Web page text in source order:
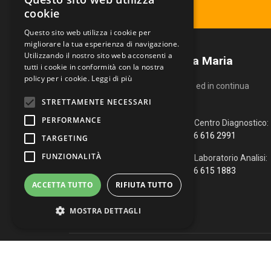
Centro Diagnostico Villa Maria
Un servizio altamente qualificato ed in continua
evoluzione.
Via Fiume, 4
51100 Pistoia (PT)
0573 976088
info@vmcd.it
Centro Diagnostico:
366 616 2991
Laboratorio Analisi:
366 615 1883
cookie
Questo sito web utilizza i cookie per
migliorare la tua esperienza di navigazione.
Utilizzando il nostro sito web acconsenti a
tutti i cookie in conformità con la nostra
policy per i cookie. Leggi di più
STRETTAMENTE NECESSARI
PERFORMANCE
TARGETING
FUNZIONALITÀ
ACCETTA TUTTO RIFIUTA TUTTO
MOSTRA DETTAGLI